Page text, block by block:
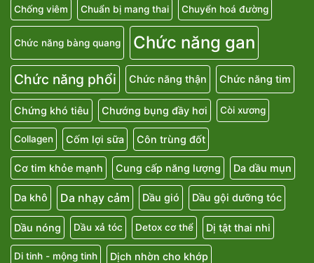
Chống viêm Chuẩn bị mang thai Chuyển hoá đường
Chức năng bàng quang Chức năng gan
Chức năng phổi Chức năng thận Chức năng tim
Chứng khó tiêu Chướng bụng đầy hơi Còi xương
Collagen Cốm lợi sữa Côn trùng đốt
Cơ tim khỏe mạnh Cung cấp năng lượng Da dầu mụn
Da khô Da nhạy cảm Dầu gió Dầu gội dưỡng tóc
Dầu nóng Dầu xả tóc Detox cơ thể Dị tật thai nhi
Di tinh - mộng tinh Dịch nhờn cho khớp